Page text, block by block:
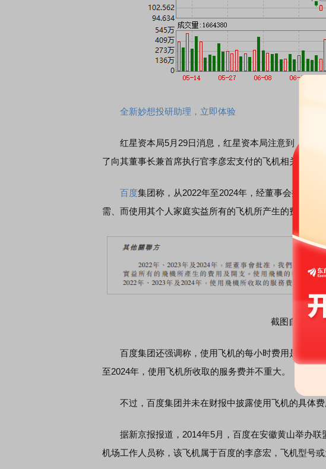
全新妙想投研助理，立即体验
红星资本局5月29日消息，红星资本局注意到，
了向其董事长兼首席执行官李彦宏支付的飞机相关费用。
百度集团称，从2022年至2024年，经董事会批准，
需、而使用其个人家庭实益所有的飞机所产生的费用及开
截图自百度财
百度集团还强调称，使用飞机的每小时费用是根据租
至2024年，使用飞机所收取的服务费并不重大。
不过，百度集团并未在财报中披露使用飞机的具体费
据新京报报道，2014年5月，百度在安徽黄山举办联
机场工作人员称，该飞机属于百度的李彦宏，飞机型号或